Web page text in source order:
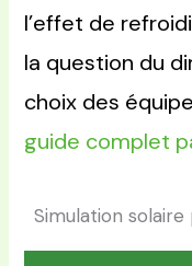
l’effet de
la question du
choix des
guide complet
Simulation